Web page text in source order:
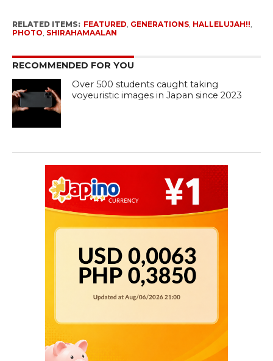
RELATED ITEMS: FEATURED GENERATIONS, HALLELUJAH!!
PHOTO SHIRAHAMAALAN
RECOMMENDED FOR YOU
Over 500 students caught taking
voyeuristic images in Japan since 2023